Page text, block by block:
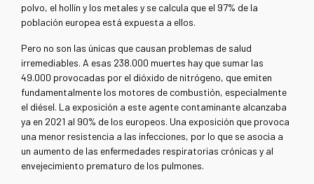
polvo, el hollín y los metales y se calcula que el 97% de la
población europea está expuesta a ellos.
Pero no son las únicas que causan problemas de salud
irremediables. A esas 238.000 muertes hay que sumar las
49.000 provocadas por el dióxido de nitrógeno, que emiten
fundamentalmente los motores de combustión, especialmente
el diésel. La exposición a este agente contaminante alcanzaba
ya en 2021 al 90% de los europeos. Una exposición que provoca
una menor resistencia a las infecciones, por lo que se asocia a
un aumento de las enfermedades respiratorias crónicas y al
envejecimiento prematuro de los pulmones.